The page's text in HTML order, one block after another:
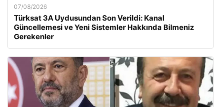
07/08/2026
Türksat 3A Uydusundan Son Verildi: Kanal
Güncellemesi ve Yeni Sistemler Hakkında Bilmeniz
Gerekenler